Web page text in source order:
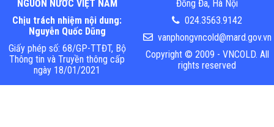
NGUỒN NƯỚC VIỆT NAM
Chịu trách nhiệm nội dung:
Nguyễn Quốc Dũng
Giấy phép số: 68/GP-TTĐT, Bộ
Thông tin và Truyền thông cấp
ngày 18/01/2021
Đống Đa, Hà Nội
024.3563.9142
vanphongvncold@mard.gov.vn
Copyright © 2009 - VNCOLD. All
rights reserved